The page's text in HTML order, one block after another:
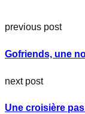
previous post
Gofriends, une
next post
Une croisière